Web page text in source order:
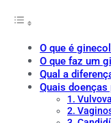
O que é
O que faz um
Qual a
Quais
1.
2.